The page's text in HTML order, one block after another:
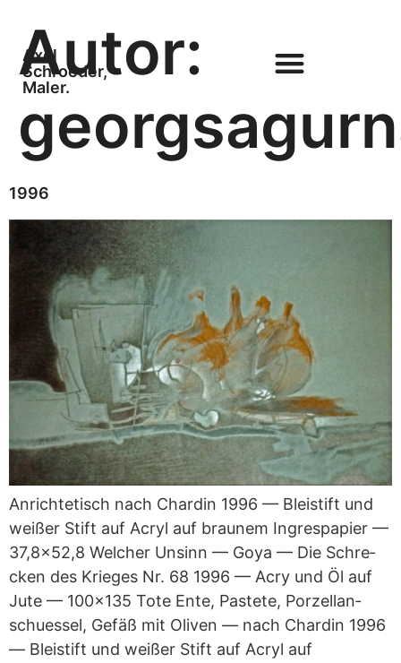
Axel
Schroeder,
Maler.
Autor:
1996
Anrich­te­tisch nach Char­din 1996 — Blei­stift und
wei­ßer Stift auf Acryl auf brau­nem Ingres­pa­pier —
37,8x52,8 Wel­cher Unsinn — Goya — Die Schre­
cken des Krie­ges Nr. 68 1996 — Acry und Öl auf
Jute — 100x135 Tote Ente, Pas­tete, Por­zel­lan­
schues­sel, Gefäß mit Oli­ven — nach Char­din 1996
— Blei­stift und wei­ßer Stift auf Acryl auf